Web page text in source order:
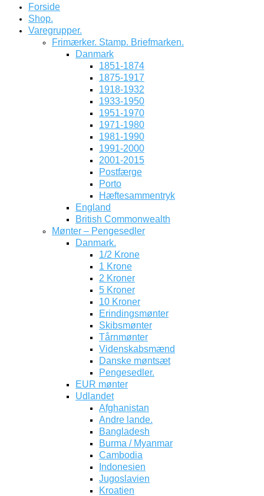
Forside
Shop.
Varegrupper.
Frimærker. Stamp. Briefmarken.
Danmark
1851-1874
1875-1917
1918-1932
1933-1950
1951-1970
1971-1980
1981-1990
1991-2000
2001-2015
Postfærge
Porto
Hæftesammentryk
England
British Commonwealth
Mønter – Pengesedler
Danmark.
1/2 Krone
1 Krone
2 Kroner
5 Kroner
10 Kroner
Erindingsmønter
Skibsmønter
Tårnmønter
Videnskabsmænd
Danske møntsæt
Pengesedler.
EUR mønter
Udlandet
Afghanistan
Andre lande.
Bangladesh
Burma / Myanmar
Cambodia
Indonesien
Jugoslavien
Kroatien